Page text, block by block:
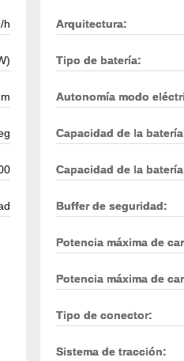
h Arquitectura:
Tipo de batería:
Autonomía modo
Capacidad de la batería
Capacidad de la batería
Buffer de seguridad:
Potencia máxima de
Potencia máxima de
Tipo de conector:
Sistema de tracción: